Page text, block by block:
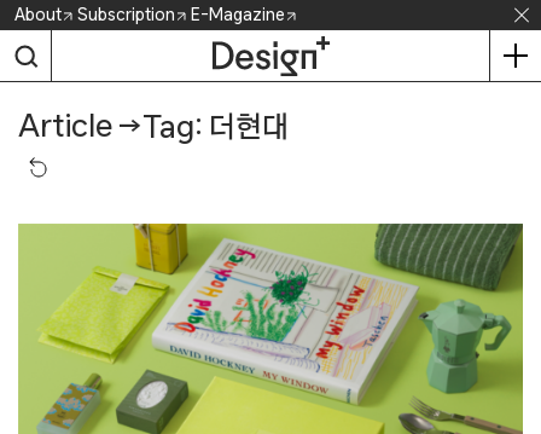
Skip
content
About Subscription E-Magazine
Article →Tag: 더현대